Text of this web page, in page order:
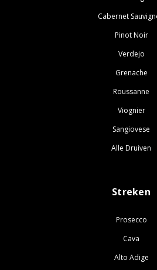
Cabernet
Pinot Noir
Verdejo
Grenache
Roussanne
Viognier
Sangiovese
Alle Druiven
Streken
Prosecco
Cava
Alto Adige